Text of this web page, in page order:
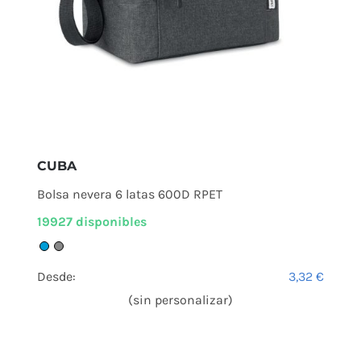
CUBA
Bolsa nevera 6 latas 600D RPET
19927 disponibles
Desde: 3,32€
(sin personalizar)